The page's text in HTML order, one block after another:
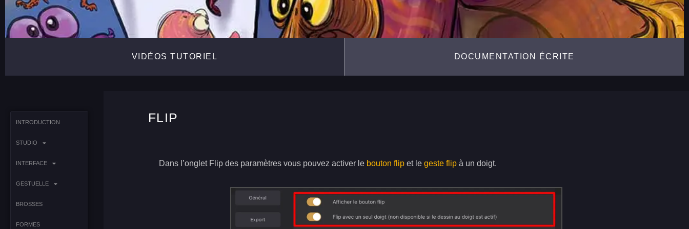
VIDÉOS TUTORIEL DOCUMENTATION ÉCRITE
INTRODUCTION
STUDIO
INTERFACE
GESTUELLE
BROSSES
FORMES
FLIP
Dans l’onglet Flip des paramètres vous pouvez activer le bouton flip et legeste flip à un doigt.